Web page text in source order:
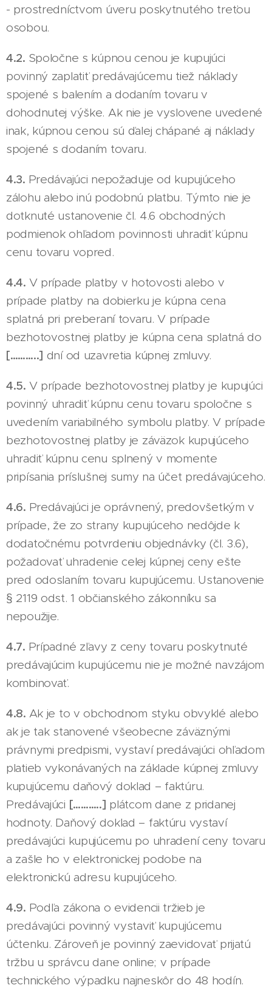
- prostredníctvom úveru poskytnutého treťou
osobou.
4.2. Spoločne s kúpnou cenou je kupujúci
povinný zaplatiť predávajúcemu tiež náklady
spojené s balením a dodaním tovaru v
dohodnutej výške. Ak nie je vyslovene uvedené
inak, kúpnou cenou sú ďalej chápané aj náklady
spojené s dodaním tovaru.
4.3. Predávajúci nepožaduje od kupujúceho
zálohu alebo inú podobnú platbu. Týmto nie je
dotknuté ustanovenie čl. 4.6 obchodných
podmienok ohľadom povinnosti uhradiť kúpnu
cenu tovaru vopred.
4.4. V prípade platby v hotovosti alebo v
prípade platby na dobierku je kúpna cena
splatná pri preberaní tovaru. V prípade
bezhotovostnej platby je kúpna cena splatná do
[………..] dní od uzavretia kúpnej zmluvy.
4.5. V prípade bezhotovostnej platby je kupujúci
povinný uhradiť kúpnu cenu tovaru spoločne s
uvedením variabilného symbolu platby. V prípade
bezhotovostnej platby je záväzok kupujúceho
uhradiť kúpnu cenu splnený v momente
pripísania príslušnej sumy na účet predávajúceho.
4.6. Predávajúci je oprávnený, predovšetkým v
prípade, že zo strany kupujúceho nedôjde k
dodatočnému potvrdeniu objednávky (čl. 3.6),
požadovať uhradenie celej kúpnej ceny ešte
pred odoslaním tovaru kupujúcemu. Ustanovenie
§ 2119 odst. 1 občianského zákonníku sa
nepoužije.
4.7. Prípadné zľavy z ceny tovaru poskytnuté
predávajúcim kupujúcemu nie je možné navzájom
kombinovať.
4.8. Ak je to v obchodnom styku obvyklé alebo
ak je tak stanovené všeobecne záväznými
právnymi predpismi, vystaví predávajúci ohľadom
platieb vykonávaných na základe kúpnej zmluvy
kupujúcemu daňový doklad – faktúru.
Predávajúci [………..] plátcom dane z pridanej
hodnoty. Daňový doklad – faktúru vystaví
predávajúci kupujúcemu po uhradení ceny tovaru
a zašle ho v elektronickej podobe na
elektronickú adresu kupujúceho.
4.9. Podľa zákona o evidencii tržieb je
predávajúci povinný vystaviť kupujúcemu
účtenku. Zároveň je povinný zaevidovať prijatú
tržbu u správcu dane online; v prípade
technického výpadku najneskôr do 48 hodín.